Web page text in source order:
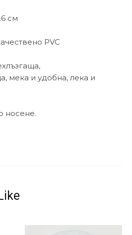
см
PVC
мека и удобна, лека и
носене.